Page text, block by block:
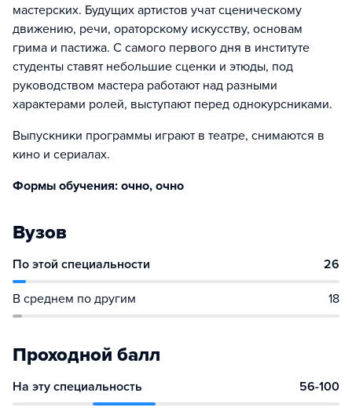
мастерских. Будущих артистов учат сценическому
движению, речи, ораторскому искусству, основам
грима и пастижа. С самого первого дня в институте
студенты ставят небольшие сценки и этюды, под
руководством мастера работают над разными
характерами ролей, выступают перед однокурсниками.
Выпускники программы играют в театре, снимаются в
кино и сериалах.
Формы обучения: очно, очно
Вузов
По этой специальности 26
В среднем по другим 18
Проходной балл
На эту специальность 56-100